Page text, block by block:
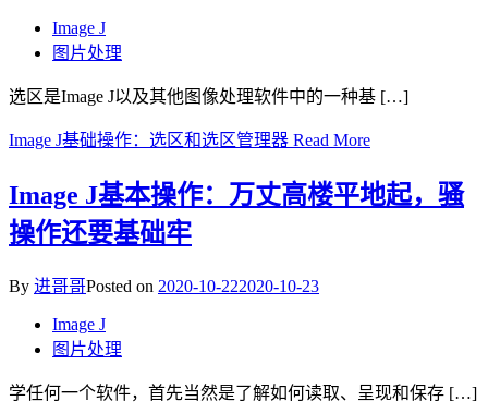
Image J
图片处理
选区是Image J以及其他图像处理软件中的一种基 […]
Image J基础操作：选区和选区管理器 Read More
Image J基本操作：万丈高楼平地起，骚
操作还要基础牢
By 进哥哥Posted on 2020-10-222020-10-23
Image J
图片处理
学任何一个软件，首先当然是了解如何读取、呈现和保存 […]